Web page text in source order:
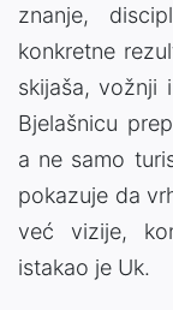
znanje,
konkretne
skijaša, vožnji
Bjelašnicu
a ne samo
pokazuje da
već vizije,
istakao je Uk.